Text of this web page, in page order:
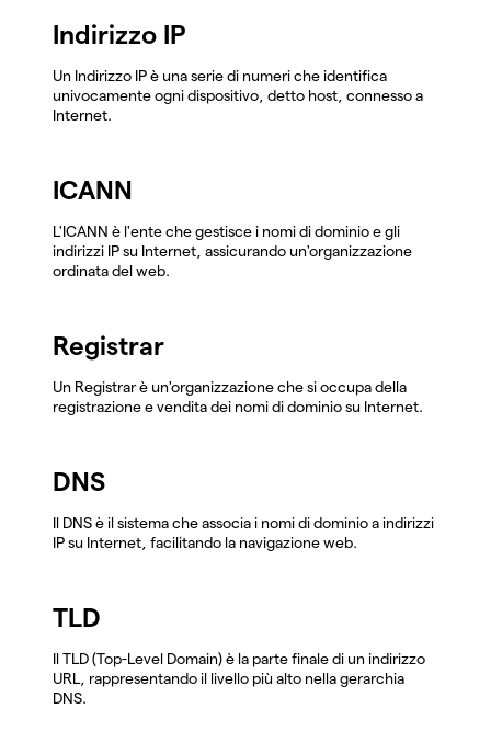
Indirizzo IP
Un Indirizzo IP è una serie di numeri che identifica
univocamente ogni dispositivo, detto host, connesso a
Internet.
ICANN
L'ICANN è l'ente che gestisce i nomi di dominio e gli
indirizzi IP su Internet, assicurando un'organizzazione
ordinata del web.
Registrar
Un Registrar è un'organizzazione che si occupa della
registrazione e vendita dei nomi di dominio su Internet.
DNS
Il DNS è il sistema che associa i nomi di dominio a indirizzi
IP su Internet, facilitando la navigazione web.
TLD
Il TLD (Top-Level Domain) è la parte finale di un indirizzo
URL, rappresentando il livello più alto nella gerarchia
DNS.